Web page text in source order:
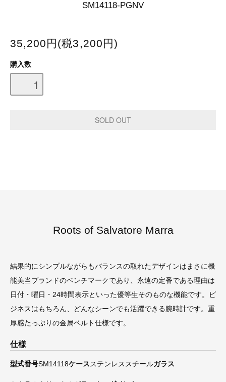
SM14118-PGNV
35,200円(税3,200円)
購入数
Roots of Salvatore Marra
結果的にシンプルながらもバランスの取れたデザインはまさに機
能美当ブランドのベンチマークであり、永遠の定番である理由は
日付・曜日・24時間表示といった優等生そのものな機能です。ビ
ジネスはもちろん、どんなシーンでも活躍できる腕時計です。重
厚感たっぷりの金属ベルト仕様です。
仕様
型式番号SM14118ケースステンレススチールガラス